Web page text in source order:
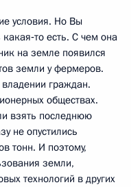
условия. Но Вы
есть. С чем она
на земле появился
земли у фермеров.
граждан.
обществах.
взять последнюю
не опустились
тонн. И поэтому,
земли,
технологий в других